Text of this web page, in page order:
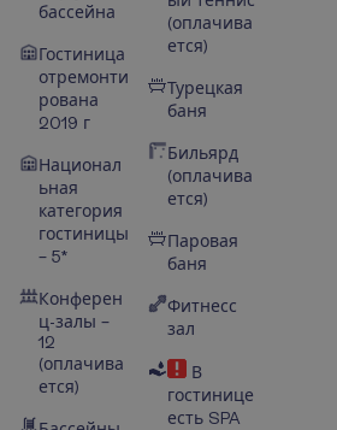
бассейна
Гостиница
отремонти
рована
2019 г
Национал
ьная
категория
гостиницы
– 5*
Конферен
ц-залы –
12
(оплачива
ется)
(оплачива
ется)
Турецкая
баня
Бильярд
(оплачива
ется)
Паровая
баня
Фитнесс
зал
В
гостинице
есть SPA